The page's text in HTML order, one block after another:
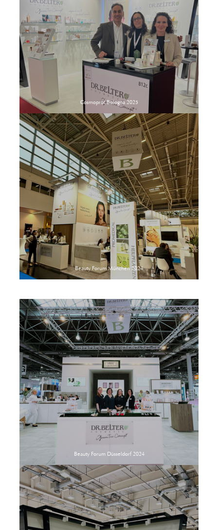
Cosmoprof Bologna 2025
Beauty Forum München 2024
Beauty Forum Düsseldorf 2024